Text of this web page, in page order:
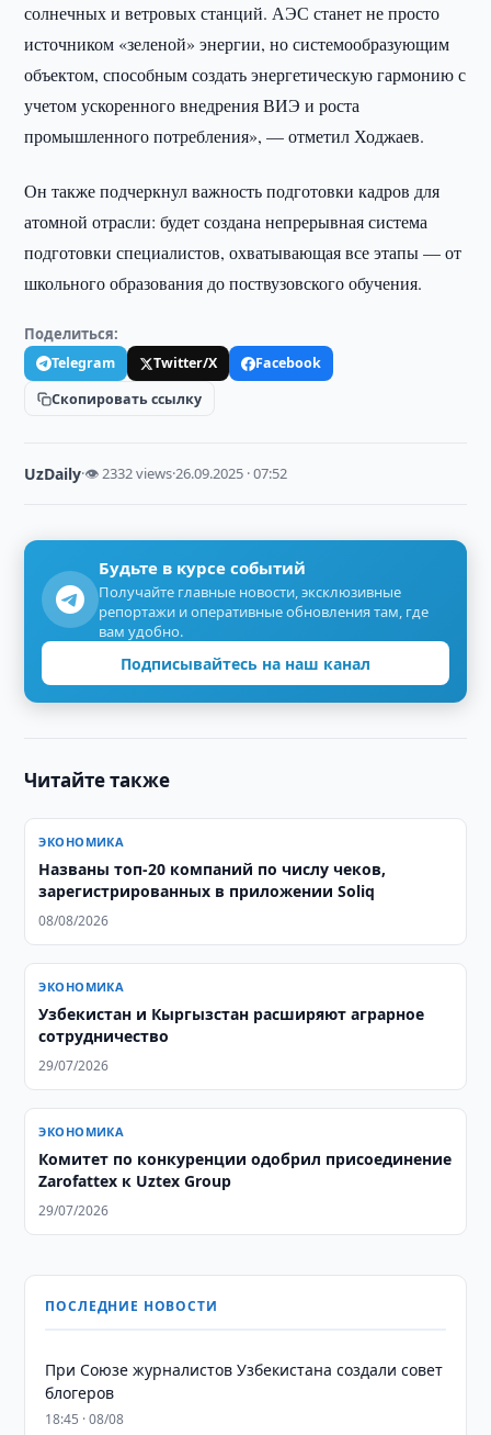
солнечных и ветровых станций. АЭС станет не просто
источником «зеленой» энергии, но системообразующим
объектом, способным создать энергетическую гармонию с
учетом ускоренного внедрения ВИЭ и роста
промышленного потребления», — отметил Ходжаев.
Он также подчеркнул важность подготовки кадров для
атомной отрасли: будет создана непрерывная система
подготовки специалистов, охватывающая все этапы — от
школьного образования до поствузовского обучения.
Поделиться:
Telegram Twitter/X
Facebook
Скопировать ссылку
UzDaily·👁 2332 views·26.09.2025 · 07:52
Будьте в курсе событий
Получайте главные новости, эксклюзивные
репортажи и оперативные обновления там, где
вам удобно.
Подписывайтесь на наш канал
Читайте также
ЭКОНОМИКА
Названы топ-20 компаний по числу чеков,
зарегистрированных в приложении Soliq
08/08/2026
ЭКОНОМИКА
Узбекистан и Кыргызстан расширяют аграрное
сотрудничество
29/07/2026
ЭКОНОМИКА
Комитет по конкуренции одобрил присоединение
Zarofattex к Uztex Group
29/07/2026
ПОСЛЕДНИЕ НОВОСТИ
При Союзе журналистов Узбекистана создали совет
блогеров
18:45 · 08/08